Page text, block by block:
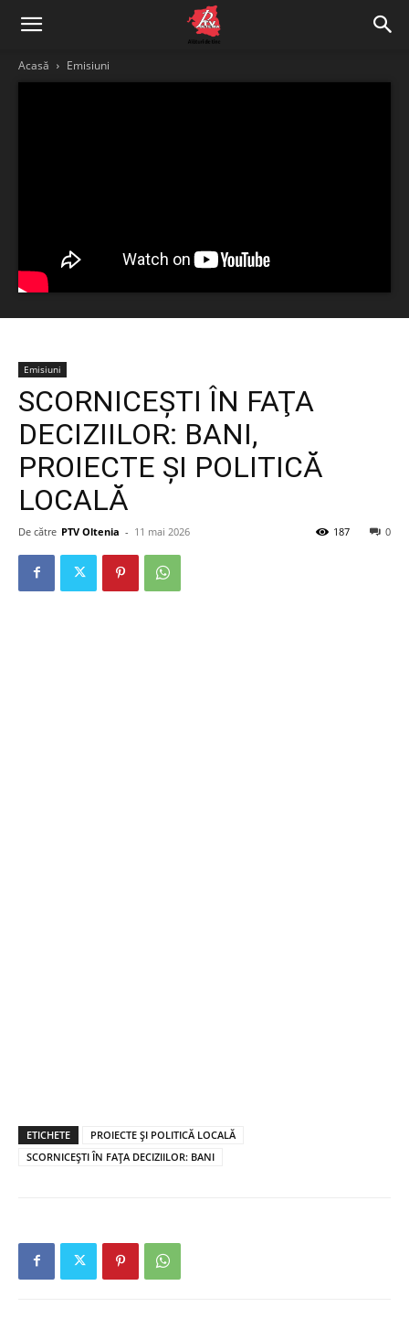
Acasă Emisiuni
Emisiuni
SCORNICEŞTI ÎN FAŢA
DECIZIILOR: BANI,
PROIECTE ŞI POLITICĂ
LOCALĂ
De către PTV Oltenia - 11 mai 2026 0
187
ETICHETE
PROIECTE ŞI POLITICĂ LOCALĂ
SCORNICEŞTI ÎN FAŢA DECIZIILOR: BANI